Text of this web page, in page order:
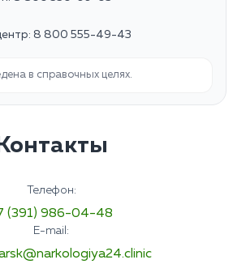
8 800 555-49-43
в справочных целях.
Контакты
Телефон:
(391) 986-04-48
E-mail: